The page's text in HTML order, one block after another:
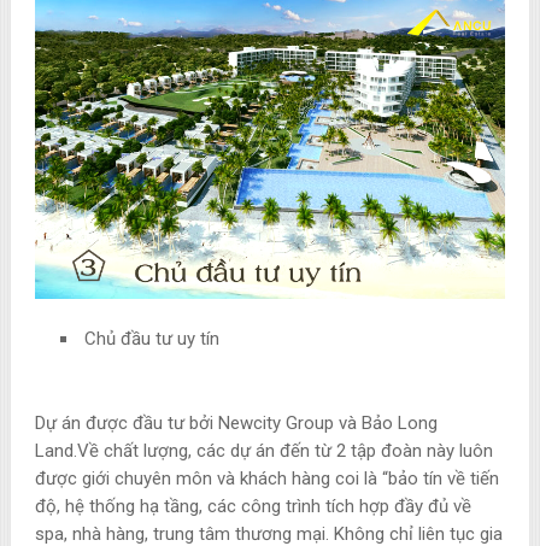
Chủ đầu tư uy tín
Dự án được đầu tư bởi Newcity Group và Bảo Long
Land.Về chất lượng, các dự án đến từ 2 tập đoàn này luôn
được giới chuyên môn và khách hàng coi là “bảo tín về tiến
độ, hệ thống hạ tầng, các công trình tích hợp đầy đủ về
spa, nhà hàng, trung tâm thương mại. Không chỉ liên tục gia